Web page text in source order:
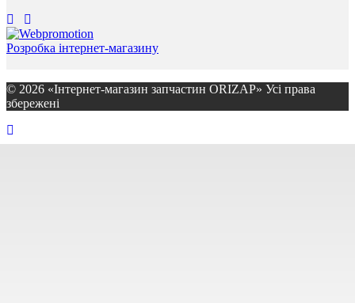
Розробка інтернет-магазину
© 2026 «Інтернет-магазин запчастин ORIZAP» Усі права
збережені